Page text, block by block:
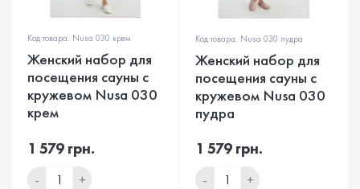
Код товара: Nusa 030 крем
Женский набор для
посещения сауны с
кружевом Nusa 030
крем
1 579 грн.
- +
Код товара: Nusa 030 пудра
Женский набор для
посещения сауны с
кружевом Nusa 030
пудра
1 579 грн.
- +